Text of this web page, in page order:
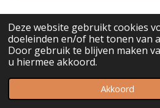
Deze website gebruikt cookies
doeleinden en/of het tonen van
Door gebruik te blijven maken
u hiermee akkoord.
Akkoord
© 2018 - 2026 bijuwels
Telefoonnummer